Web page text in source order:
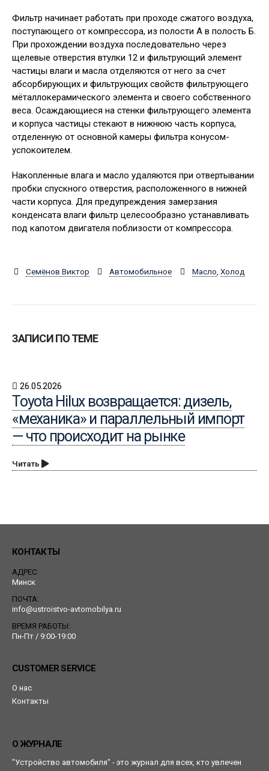
Фильтр начинает работать при проходе сжатого воздуха,
поступающего от компрессора, из полости А в полость Б.
При прохождении воздуха последовательно через
щелевые отверстия втулки 12 и фильтрующий элемент
частицы влаги и масла отделяются от него за счет
абсорбирующих и фильтрующих свойств фильтрующего
мёталлокерамического элемента и своего собственного
веса. Осаждающиеся на стенки фильтрующего элемента
и корпуса частицы стекают в нижнюю часть корпуса,
отделенную от основной камеры фильтра конусом-
успокоителем.
Накопленные влага и масло удаляются при отвертывании
пробки спускного отверстия, расположенного в нижней
части корпуса. Для предупреждения замерзания
конденсата влаги фильтр целесообразно устанавливать
под капотом двигателя поблизости от компрессора.
Семёнов Виктор Автомобильное Масло Холод
ЗАПИСИ ПО ТЕМЕ
26.05.2026
Toyota Hilux возвращается: дизель,
«механика» и параллельный импорт
— что происходит на рынке
Читать
КОНТАКТЫ
АДРЕС:
Минск
ПОЧТА:
info@ustroistvo-avtomobilya.ru
ВРЕМЯ РАБОТЫ:
Пн-Пт / 9:00-19:00
CUSTOMER SERVICE
О нас
Контакты
О ЖУРНАЛЕ
"Устройство автомобиля" - это журнал для всех, кто увлечен